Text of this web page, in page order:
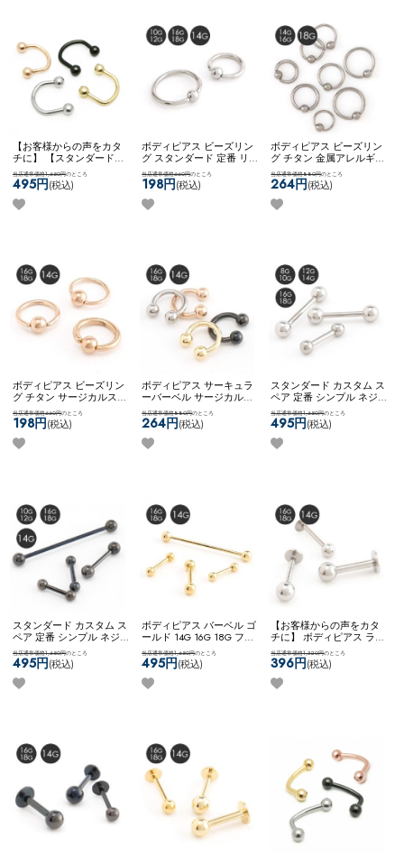
【お客様からの声をカタ
チに】 【スタンダード】
アレンジパーツ 弊社開発
商品 耳たぶ用 WFアレン
ジ ネコポスOK
ーナベル
当店通常価格1,650円のところ
495円(税込)
ボディピアス ビーズリン
グ スタンダード 定番 リ
ングピアス シンプル ネコ
ポスOKキャプティブビー
ズリング
当店通常価格660円のところ
198円(税込)
ボディピアス ビーズリン
グ チタン 金属アレルギー
対応 14G 16G 18G シンプ
ル ネコポスOK[ チタン ]
キャプティブビーズリン
グ
当店通常価格880円のところ
264円(税込)
ボディピアス ビーズリン
グ チタン サージカルステ
ンレス 金属アレルギー対
応 14G 16G 18G シンプル
可愛い ネコポスOK
ティブビーズリング (ロー
当店通常価格660円のところ
198円(税込)
ボディピアス サーキュラ
ーバーベル サージカルス
テンレス 金属アレルギー
対応 14G 16G 18G シンプ
ル ネコポスOK
ーバーベル
当店通常価格880円のところ
264円(税込)
スタンダード カスタム ス
ペア 定番 シンプル ネジ
式キャッチ ネコポスOK
ーベル (シルバー)
当店通常価格1,650円のところ
495円(税込)
スタンダード カスタム ス
ペア 定番 シンプル ネジ
式キャッチ ネコポスOK
ーベル (ブラック)
当店通常価格1,650円のところ
495円(税込)
ボディピアス バーベル ゴ
ールド 14G 16G 18G ファ
ーストピアス サージカル
ステンレス シンプル ネコ
ポスOKバーベル (ゴール
ド)
当店通常価格1,650円のところ
495円(税込)
【お客様からの声をカタ
チに】 ボディピアス ラブ
レット カスタム アレンジ
サージカルステンレス
2way ネコポスOK
ット (シルバー)
当店通常価格1,320円のところ
396円(税込)